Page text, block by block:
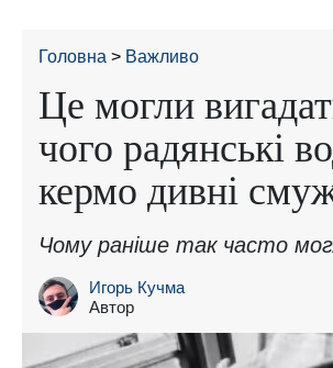
Головна Важливо
Це могли
чого радянські
кермо дивні
Чому раніше так часто
Игорь Кучма
Автор